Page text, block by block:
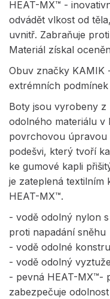
HEAT-MX™ -
odvádět vlkost od
uvnitř. Zabraňuje
Materiál získal
Obuv značky KAMIK
extrémních
Boty jsou vyrobeny z
odolného materiálu v
povrchovou úpravou
podešvi, který tvoří
ke gumové kapli
je zateplená textilním
HEAT-MX™.
- vodě odolný nylon
proti napadání sněhu
- vodě odolné
- vodě odolný
- pevná HEAT-MX™-
zabezpečuje